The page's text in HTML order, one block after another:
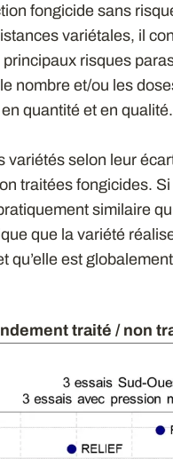
fongicide sans
variétales, il
risques
nombre et/ou les
quantité et en qualité.
variétés selon leur
traitées fongicides.
similaire
que la variété
qu’elle est
traité / non